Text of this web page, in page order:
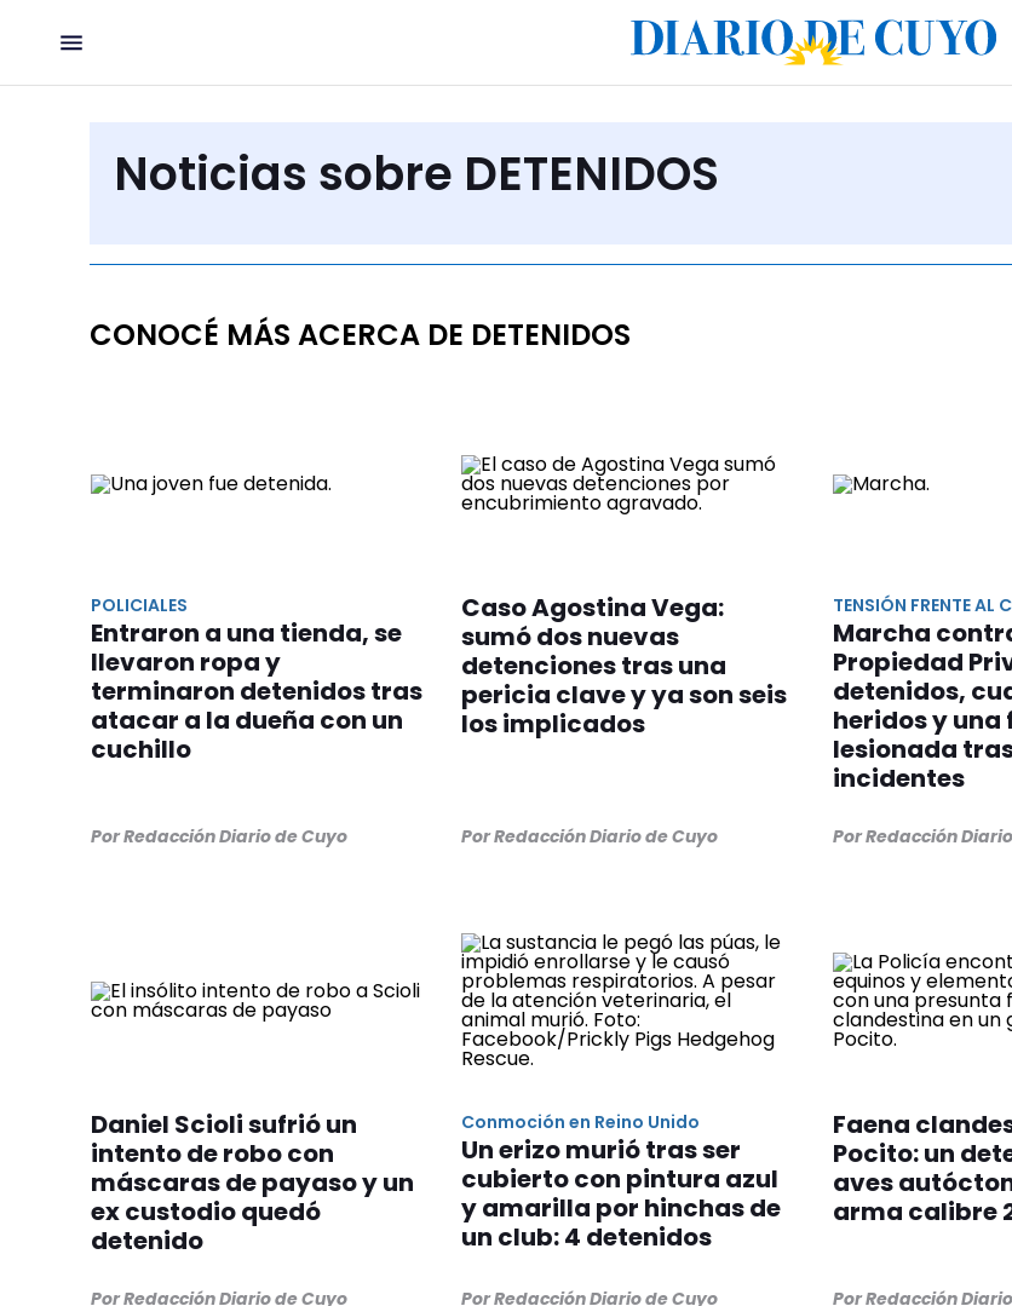
Noticias sobre DETENIDOS
CONOCÉ MÁS ACERCA DE DETENIDOS
POLICIALES
Entraron a una tienda, se
llevaron ropa y
terminaron detenidos tras
atacar a la dueña con un
cuchillo
Por Redacción Diario de Cuyo
Caso Agostina Vega:
sumó dos nuevas
detenciones tras una
pericia clave y ya son seis
los implicados
Por Redacción Diario de Cuyo
TENSIÓN FRENTE AL
Marcha
Propiedad
detenidos,
heridos y
lesionada
incidentes
Por Redacción
Daniel Scioli sufrió un
intento de robo con
máscaras de payaso y un
ex custodio quedó
detenido
Por Redacción Diario de Cuyo
Conmoción en Reino Unido
Un erizo murió tras ser
cubierto con pintura azul
y amarilla por hinchas de
un club: 4 detenidos
Por Redacción Diario de Cuyo
Faena
Pocito: un
aves
arma calibre
Por Redacción